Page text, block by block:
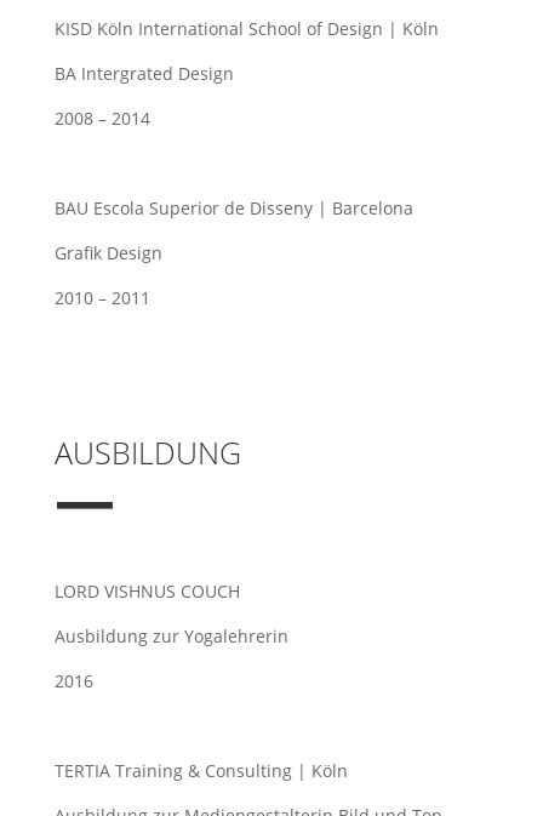
KISD Köln International School of Design | Köln
BA Intergrated Design
2008 – 2014
BAU Escola Superior de Disseny | Barcelona
Grafik Design
2010 – 2011
AUSBILDUNG
—
LORD VISHNUS COUCH
Ausbildung zur Yogalehrerin
2016
TERTIA Training & Consulting | Köln